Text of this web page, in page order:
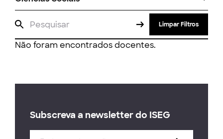
Limpar Filtros
Não foram encontrados docentes.
Subscreva a newsletter do ISEG